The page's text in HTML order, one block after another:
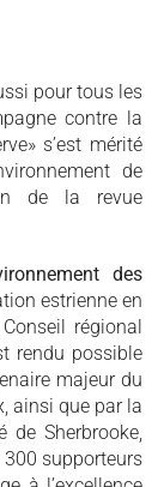
pour tous les
contre la
s’est mérité
de
de la revue
des
estrienne en
régional
rendu possible
majeur du
ainsi que par la
de Sherbrooke,
supporteurs